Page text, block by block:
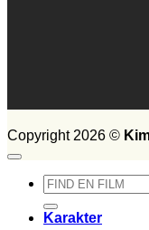
Copyright 2026 ©
Søg
efter:
Karakter